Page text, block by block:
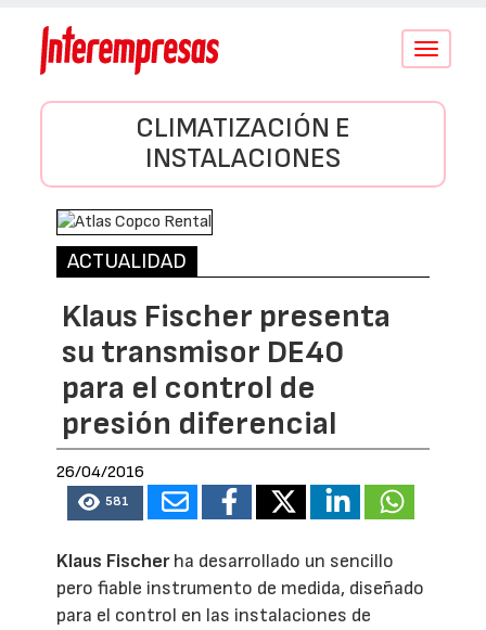
Conmutar
CLIMATIZACIÓN E
INSTALACIONES
ACTUALIDAD
Klaus Fischer presenta
su transmisor DE40
para el control de
presión diferencial
26/04/2016
581
Klaus Fischerha desarrollado un sencillo
pero fiable instrumento de medida, diseñado
para el control en las instalaciones de